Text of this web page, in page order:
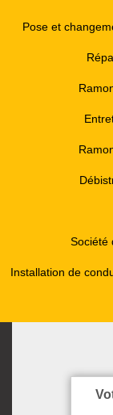
Pose et
Société
Installation de